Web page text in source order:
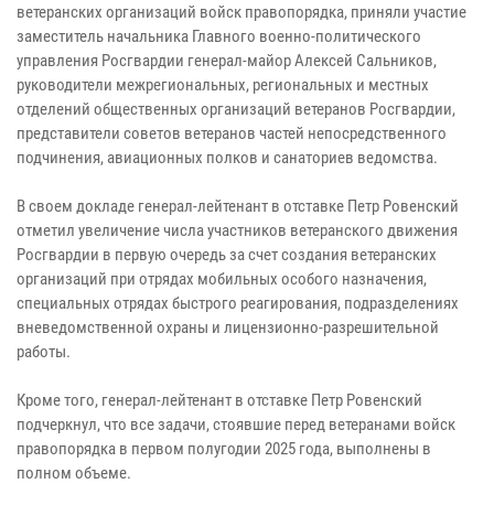
ветеранских организаций войск правопорядка, приняли участие
заместитель начальника Главного военно-политического
управления Росгвардии генерал-майор Алексей Сальников,
руководители межрегиональных, региональных и местных
отделений общественных организаций ветеранов Росгвардии,
представители советов ветеранов частей непосредственного
подчинения, авиационных полков и санаториев ведомства.
В своем докладе генерал-лейтенант в отставке Петр Ровенский
отметил увеличение числа участников ветеранского движения
Росгвардии в первую очередь за счет создания ветеранских
организаций при отрядах мобильных особого назначения,
специальных отрядах быстрого реагирования, подразделениях
вневедомственной охраны и лицензионно-разрешительной
работы.
Кроме того, генерал-лейтенант в отставке Петр Ровенский
подчеркнул, что все задачи, стоявшие перед ветеранами войск
правопорядка в первом полугодии 2025 года, выполнены в
полном объеме.